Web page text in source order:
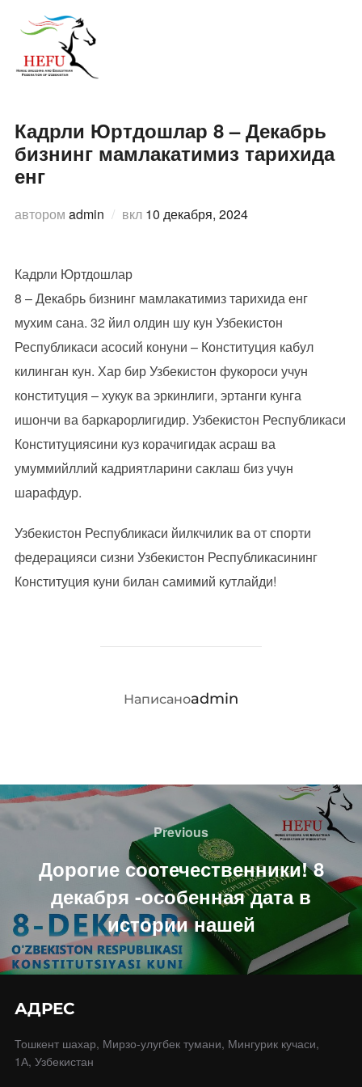
содержимому
Кадрли Юртдошлар 8 – Декабрь
бизнинг мамлакатимиз тарихида
енг
автором admin вкл Опубликовано
10 декабря, 2024
Кадрли Юртдошлар
8 – Декабрь бизнинг мамлакатимиз тарихида енг
мухим сана. 32 йил олдин шу кун Узбекистон
Республикаси асосий конуни – Конституция кабул
килинган кун. Хар бир Узбекистон фукороси учун
конституция – хукук ва эркинлиги, эртанги кунга
ишончи ва баркарорлигидир. Узбекистон Республикаси
Конституциясини куз корачигидак асраш ва
умуммийллий кадриятларини саклаш биз учун
шарафдур.
Узбекистон Республикаси йилкчилик ва от спорти
федерацияси сизни Узбекистон Республикасининг
Конституция куни билан самимий кутлайди!
АВТОР ЗАПИСИ
Написаноadmin
Навигация
по
записям
Previous
Previous
Дорогие соотечественники! 8
декабря -особенная дата в
истории нашей
АДРЕС
Тошкент шахар, Мирзо-улугбек тумани, Мингурик кучаси,
1А, Узбекистан